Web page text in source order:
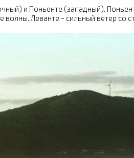
и Поньенте (западный).
волны. Леванте - сильный ветер со